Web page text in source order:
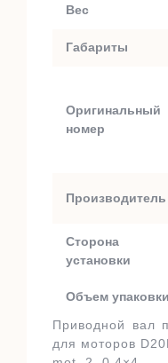
Вес
Габариты
Оригинальный
номер
Производитель
Сторона
установки
Объем упаковки
Приводной вал
для моторов